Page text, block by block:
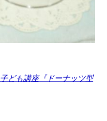
ども講座『ドーナッツ型